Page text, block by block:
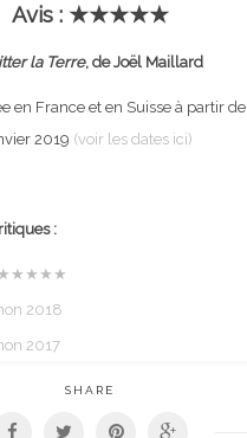
Avis : ★★★★★
la Terre, de Joël Maillard
en France et en Suisse à partir de
2019 (voir les dates ici)
:
2018
2017
SHARE